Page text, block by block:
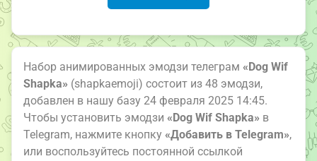
Набор анимированных эмодзи телеграм «Dog Wif
Shapka» (shapkaemoji) состоит из 48 эмодзи,
добавлен в нашу базу 24 февраля 2025 14:45.
Чтобы установить эмодзи «Dog Wif Shapka» в
Telegram, нажмите кнопку «Добавить в Telegram»,
или воспользуйтесь постоянной ссылкой